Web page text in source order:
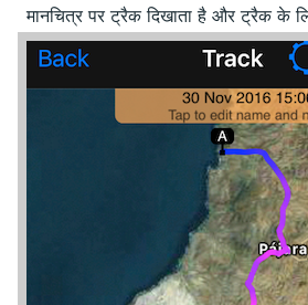
मानचित्र पर ट्रैक दिखाता है और ट्रैक के